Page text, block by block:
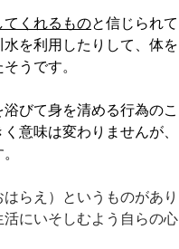
くれるものと信じられて
を利用したりして、体を
うです。
びて身を清める行為のこ
く意味は変わりませんが、
らえ）というものがあり
にいそしむよう自らの心